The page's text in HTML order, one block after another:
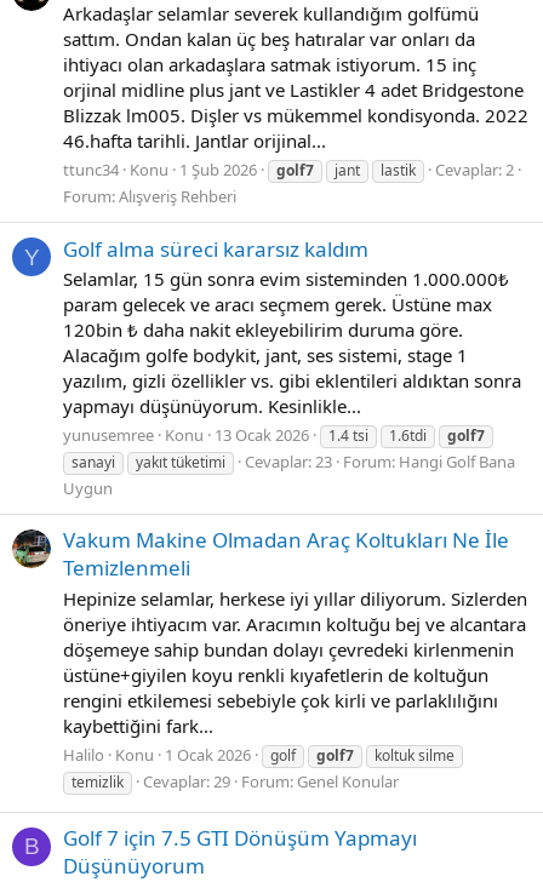
Arkadaşlar selamlar severek kullandığım golfümü
sattım. Ondan kalan üç beş hatıralar var onları da
ihtiyacı olan arkadaşlara satmak istiyorum. 15 inç
orjinal midline plus jant ve Lastikler 4 adet Bridgestone
Blizzak lm005. Dişler vs mükemmel kondisyonda. 2022
46.hafta tarihli. Jantlar orijinal...
ttunc34 Konu 1 Şub 2026 golf7 jant lastik
Cevaplar: 2
Forum:Alışveriş Rehberi
Y Golf alma süreci kararsız kaldım
Selamlar, 15 gün sonra evim sisteminden 1.000.000₺
param gelecek ve aracı seçmem gerek. Üstüne max
120bin ₺ daha nakit ekleyebilirim duruma göre.
Alacağım golfe bodykit, jant, ses sistemi, stage 1
yazılım, gizli özellikler vs. gibi eklentileri aldıktan sonra
yapmayı düşünüyorum. Kesinlikle...
yunusemree Konu 13 Ocak 2026 1.4 tsi 1.6tdi
golf7
sanayi
yakıt tüketimi Cevaplar: 23 Forum: Hangi Golf Bana
Uygun
Vakum Makine Olmadan Araç Koltukları Ne İle
Temizlenmeli
Hepinize selamlar, herkese iyi yıllar diliyorum. Sizlerden
öneriye ihtiyacım var. Aracımın koltuğu bej ve alcantara
döşemeye sahip bundan dolayı çevredeki kirlenmenin
üstüne+giyilen koyu renkli kıyafetlerin de koltuğun
rengini etkilemesi sebebiyle çok kirli ve parlaklılığını
kaybettiğini fark...
Halilo Konu 1 Ocak 2026 golf golf7
koltuk silme
temizlik
Cevaplar: 29 Forum: Genel Konular
B
Golf 7 için 7.5 GTI Dönüşüm Yapmayı
Düşünüyorum